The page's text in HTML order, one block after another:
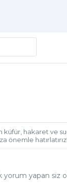
küfür, hakaret ve
önemle hatırlatırız!
yorum yapan siz